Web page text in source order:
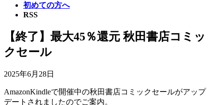
初めての方へ
RSS
【終了】最大45％還元 秋田書店コミッ
クセール
2025年6月28日
AmazonKindleで開催中の秋田書店コミックセールがアップ
デートされましたのでご案内。